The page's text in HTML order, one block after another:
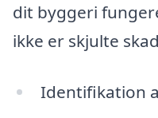
dit byggeri
ikke er skjulte
Identifikation